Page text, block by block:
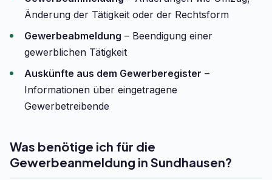
Änderung der Tätigkeit oder der Rechtsform
Gewerbeabmeldung – Beendigung einer
gewerblichen Tätigkeit
Auskünfte aus dem Gewerberegister –
Informationen über eingetragene
Gewerbetreibende
Was benötige ich für die
Gewerbeanmeldung in Sundhausen?